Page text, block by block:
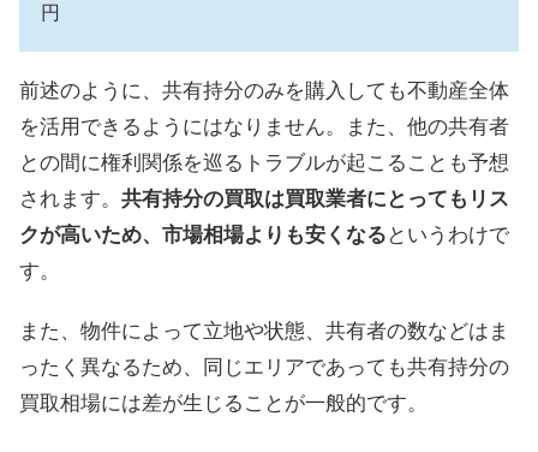
円
前述のように、共有持分のみを購入しても不動産全体
を活用できるようにはなりません。また、他の共有者
との間に権利関係を巡るトラブルが起こることも予想
されます。 共有持分の買取は買取業者にとってもリス
クが高いため、市場相場よりも安くなる というわけで
す。
また、物件によって立地や状態、共有者の数などはま
ったく異なるため、同じエリアであっても共有持分の
買取相場には差が生じることが一般的です。